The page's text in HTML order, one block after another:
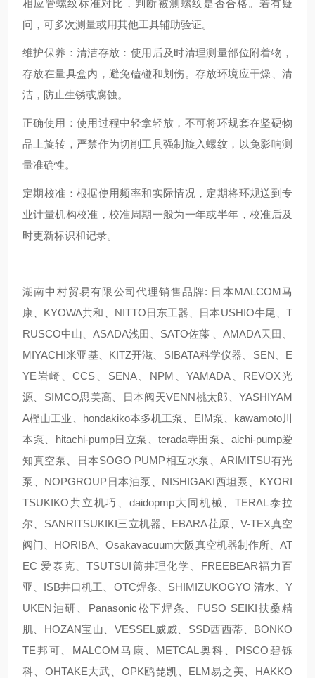
相应管螺纹标准对比，判断被测螺纹是否合格。若有疑
问，可多次测量或用其他工具辅助验证。
维护保养：清洁存放：使用后及时清理测量部位附着物，
存放在量具盒内，避免磕碰和划伤。存放环境应干燥、清
洁，防止生锈或腐蚀。
正确使用：使用过程中轻拿轻放，不可将环规套在坚硬物
品上旋转，严禁作为切削工具强制旋入螺纹，以免影响测
量准确性。
定期校准：根据使用频率和实际情况，定期将环规送到专
业计量机构校准，校准周期一般为一年或半年，校准后及
时更新标识和记录。
湖南中村贸易有限公司代理销售品牌: 日本MALCOM马
康、KYOWA共和、NITTO日东工器、日本USHIO牛尾、T
RUSCO中山、ASADA浅田、SATO佐藤 、AMADA天田、
MIYACHI米亚基、KITZ开滋、SIBATA科学仪器、SEN、E
YE岩崎、CCS、SENA、NPM、YAMADA、REVOX光
源、SIMCO思美高、日本阀天VENN桃太郎、YASHIYAM
A樫山工业、hondakiko本多机工泵、EIM泵、kawamoto川
本泵、hitachi-pump日立泵、terada寺田泵、aichi-pump爱
知真空泵、日本SOGO PUMP相互水泵、ARIMITSU有光
泵、NOPGROUP日本油泵、NISHIGAKI西坦泵、KYORI
TSUKIKO共立机巧、daidopmp大同机械、TERAL泰拉
尔、SANRITSUKIKI三立机器、EBARA荏原、V-TEX真空
阀门、HORIBA、Osakavacuum大阪真空机器制作所、AT
EC 爱泰克、TSUTSUI筒井理化学、FREEBEAR福力百
亚、ISB井口机工、OTC焊条、SHIMIZUKOGYO 清水、Y
UKEN油研、Panasonic松下焊条、FUSO SEIKI扶桑精
肌、HOZAN宝山、VESSEL威威、SSD西西蒂、BONKO
TE邦可、MALCOM马康、METCAL奥科、PISCO碧铄
科、OHTAKE大武、OPK鸥琵凯、ELM易之美、HAKKO